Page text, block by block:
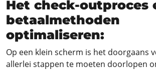
Het check-outproces
betaalmethoden
optimaliseren:
Op een klein scherm is het doorgaans
allerlei stappen te moeten doorlopen